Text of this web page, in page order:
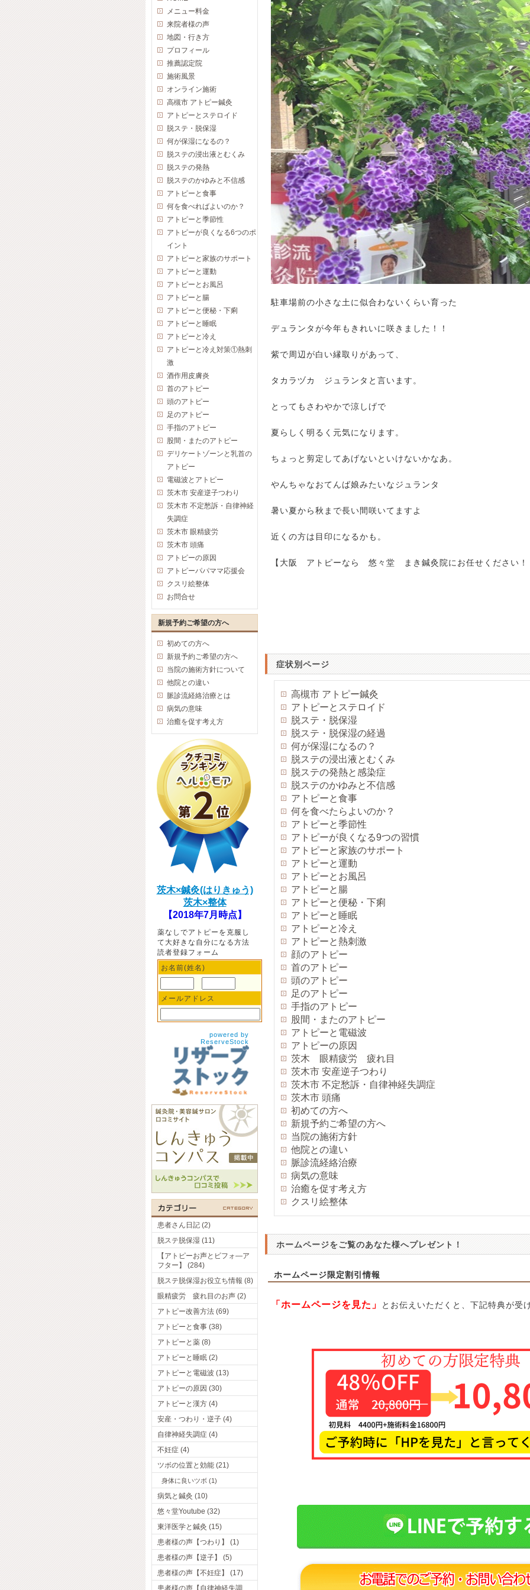
駐車場前の小さな土に似合わないくらい育った
デュランタが今年もきれいに咲きました！！
紫で周辺が白い縁取りがあって、
タカラヅカ ジュランタと言います。
とってもさわやかで涼しげで
夏らしく明るく元気になります。
ちょっと剪定してあげないといけないかなあ。
やんちゃなおてんば娘みたいなジュランタ
暑い夏から秋まで長い間咲いてますよ
近くの方は目印になるかも。
【大阪 アトピーなら 悠々堂 まき鍼灸院にお任せください！
症状別ページ
高槻市 アトピー鍼灸
アトピーとステロイド
脱ステ・脱保湿
脱ステ・脱保湿の経過
何が保湿になるの？
脱ステの浸出液とむくみ
脱ステの発熱と感染症
脱ステのかゆみと不信感
アトピーと食事
何を食べたらよいのか？
アトピーと季節性
アトピーが良くなる9つの習慣
アトピーと家族のサポート
アトピーと運動
アトピーとお風呂
アトピーと腸
アトピーと便秘・下痢
アトピーと睡眠
アトピーと冷え
アトピーと熱刺激
顔のアトピー
首のアトピー
頭のアトピー
足のアトピー
手指のアトピー
股間・またのアトピー
アトピーと電磁波
アトピーの原因
茨木 眼精疲労 疲れ目
茨木市 安産逆子つわり
茨木市 不定愁訴・自律神経失調症
茨木市 頭痛
初めての方へ
新規予約ご希望の方へ
当院の施術方針
他院との違い
脈診流経絡治療
病気の意味
治癒を促す考え方
クスリ絵整体
ホームページをご覧のあなた様へプレゼント！
ホームページ限定割引情報
「ホームページを見た」 とお伝えいただくと、下記特典が受
メニュー料金
来院者様の声
地図・行き方
プロフィール
推薦認定院
施術風景
オンライン施術
高槻市 アトピー鍼灸
アトピーとステロイド
脱ステ・脱保湿
何が保湿になるの？
脱ステの浸出液とむくみ
脱ステの発熱
脱ステのかゆみと不信感
アトピーと食事
何を食べればよいのか？
アトピーと季節性
アトピーが良くなる6つのポ
イント
アトピーと家族のサポート
アトピーと運動
アトピーとお風呂
アトピーと腸
アトピーと便秘・下痢
アトピーと睡眠
アトピーと冷え
アトピーと冷え対策①熱刺
激
酒作用皮膚炎
首のアトピー
頭のアトピー
足のアトピー
手指のアトピー
股間・またのアトピー
デリケートゾーンと乳首の
アトピー
電磁波とアトピー
茨木市 安産逆子つわり
茨木市 不定愁訴・自律神経
失調症
茨木市 眼精疲労
茨木市 頭痛
アトピーの原因
アトピーパパママ応援会
クスリ絵整体
お問合せ
新規予約ご希望の方へ
初めての方へ
新規予約ご希望の方へ
当院の施術方針について
他院との違い
脈診流経絡治療とは
病気の意味
治癒を促す考え方
茨木×鍼灸(はりきゅう)
茨木×整体
【2018年7月時点】
薬なしでアトピーを克服し
て大好きな自分になる方法
読者登録フォーム
お名前(姓名)
メールアドレス
powered by
ReserveStock
患者さん日記 (2)
脱ステ脱保湿 (11)
【アトピーお声とビフォ―ア
フター】 (284)
脱ステ脱保湿お役立ち情報 (8)
眼精疲労 疲れ目のお声 (2)
アトピー改善方法 (69)
アトピーと食事 (38)
アトピーと薬 (8)
アトピーと睡眠 (2)
アトピーと電磁波 (13)
アトピーの原因 (30)
アトピーと漢方 (4)
安産・つわり・逆子 (4)
自律神経失調症 (4)
不妊症 (4)
ツボの位置と効能 (21)
身体に良いツボ (1)
病気と鍼灸 (10)
悠々堂Youtube (32)
東洋医学と鍼灸 (15)
患者様の声【つわり】 (1)
患者様の声【逆子】 (5)
患者様の声【不妊症】 (17)